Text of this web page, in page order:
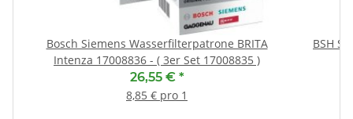
Bosch Siemens Wasserfilterpatrone BRITA
Intenza 17008836 - ( 3er Set 17008835 )
26,55 € *
8,85 € pro 1
BSH